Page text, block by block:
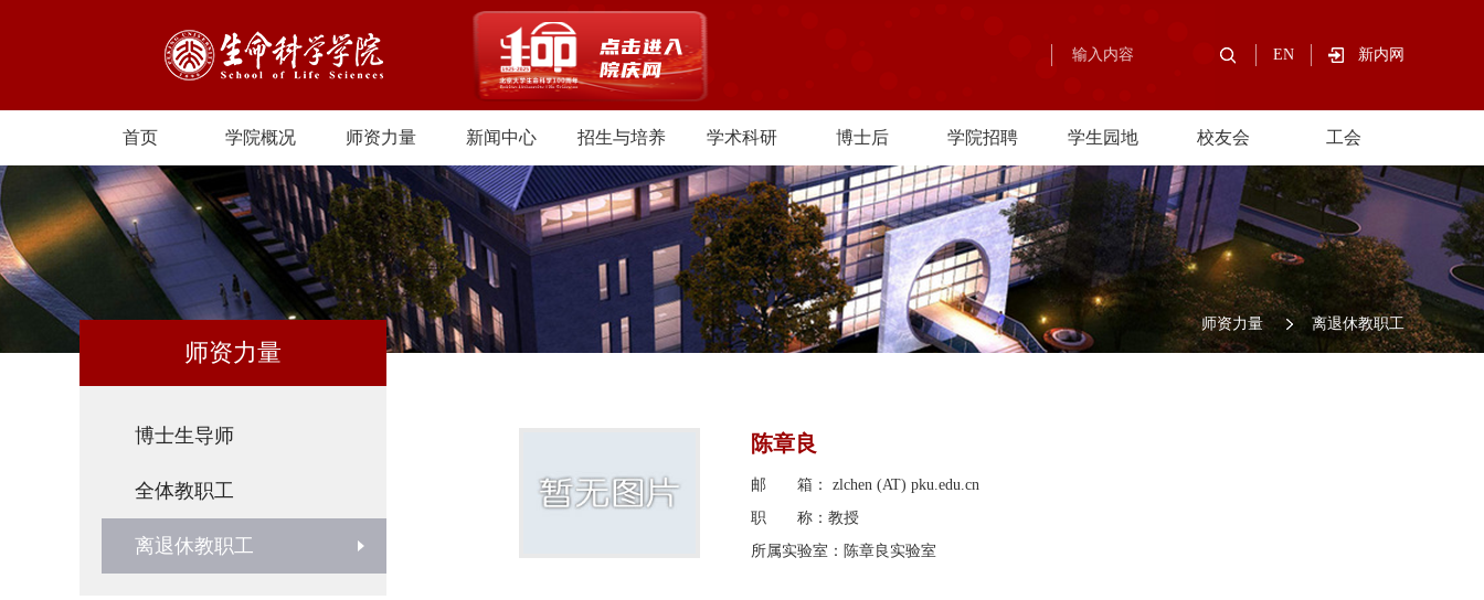
EN 新内网
首页 学院概况 师资力量 新闻中心 招生与培养 学术科研 博士后 学院招聘 学生园地 校友会 工会
师资力量 离退休教职工
师资力量
博士生导师
全体教职工
离退休教职工
陈章良
邮 箱： zlchen (AT) pku.edu.cn
职 称：教授
所属实验室：陈章良实验室